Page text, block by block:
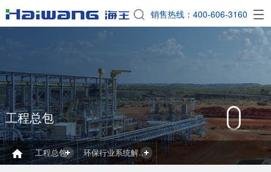
销售热线：400-606-3160
EN 
工程总包
工程总包 环保行业系统解决方案